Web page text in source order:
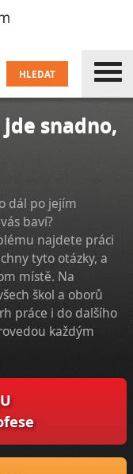
snadno,
dál po jejím
baví?
najdete práci
tyto otázky, a
místě. Na
škol a oborů
práce i do dalšího
každým